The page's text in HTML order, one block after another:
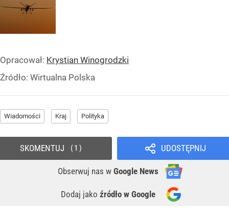
Opracował: Krystian Winogrodzki
Źródło: Wirtualna Polska
Wiadomości Kraj Polityka
UDOSTĘPNIJ
Obserwuj nas w Google News
Dodaj jako źródło w Google
SKOMENTUJ 1